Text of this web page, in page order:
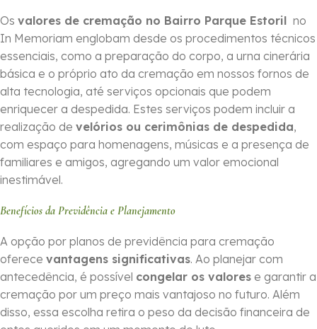
Os valores de cremação no Bairro Parque Estoril no
In Memoriam englobam desde os procedimentos técnicos
essenciais, como a preparação do corpo, a urna cinerária
básica e o próprio ato da cremação em nossos fornos de
alta tecnologia, até serviços opcionais que podem
enriquecer a despedida. Estes serviços podem incluir a
realização de velórios ou cerimônias de despedida,
com espaço para homenagens, músicas e a presença de
familiares e amigos, agregando um valor emocional
inestimável.
Benefícios da Previdência e Planejamento
A opção por planos de previdência para cremação
oferece vantagens significativas. Ao planejar com
antecedência, é possível congelar os valores e garantir a
cremação por um preço mais vantajoso no futuro. Além
disso, essa escolha retira o peso da decisão financeira de